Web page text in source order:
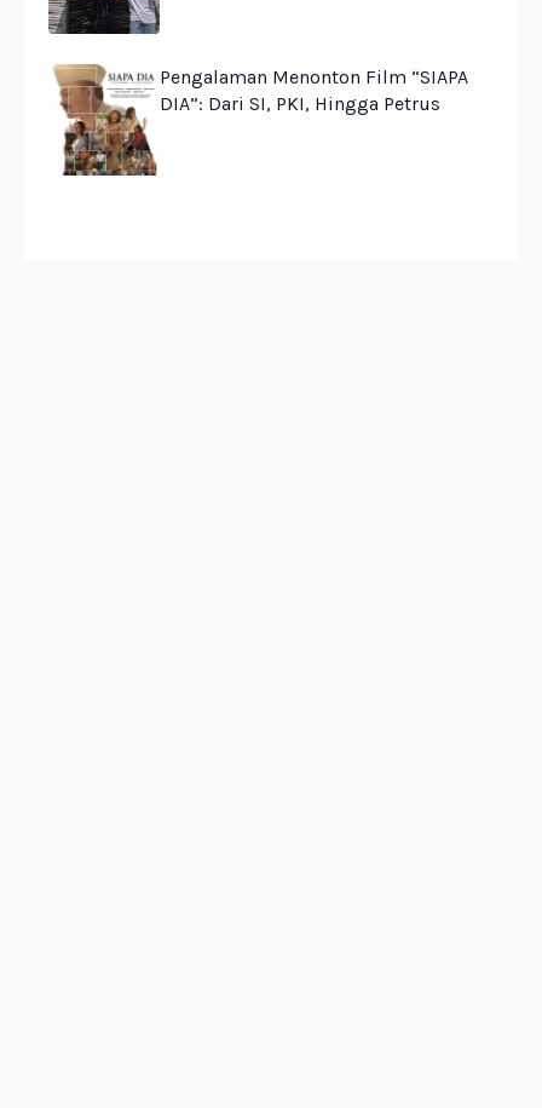
Pengalaman Menonton Film “SIAPA
DIA”: Dari SI, PKI, Hingga Petrus